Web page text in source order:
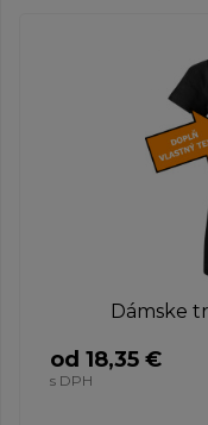
Dámske
od 18,35 €
s DPH